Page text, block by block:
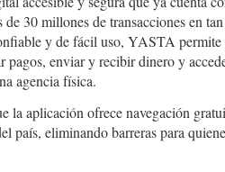
30 millones de transacciones en
y de fácil uso, YASTA permite
pagos, enviar y recibir dinero y
agencia física.
la aplicación ofrece navegación
país, eliminando barreras para